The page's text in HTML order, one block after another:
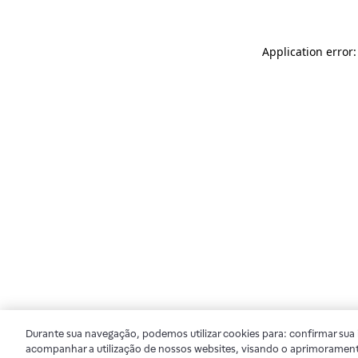
Application
Durante sua navegação, podemos utilizar cookies para: confirmar
acompanhar a utilização de nossos websites, visando o